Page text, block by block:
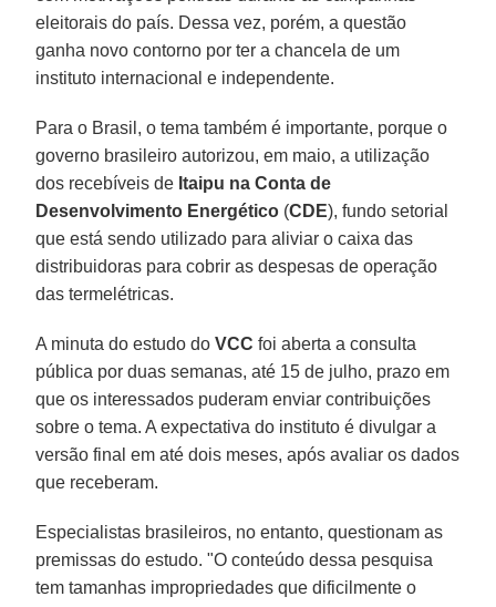
eleitorais do país. Dessa vez, porém, a questão
ganha novo contorno por ter a chancela de um
instituto internacional e independente.
Para o Brasil, o tema também é importante, porque o
governo brasileiro autorizou, em maio, a utilização
dos recebíveis de Itaipu na Conta de
Desenvolvimento Energético (CDE), fundo setorial
que está sendo utilizado para aliviar o caixa das
distribuidoras para cobrir as despesas de operação
das termelétricas.
A minuta do estudo doVCC foi aberta a consulta
pública por duas semanas, até 15 de julho, prazo em
que os interessados puderam enviar contribuições
sobre o tema. A expectativa do instituto é divulgar a
versão final em até dois meses, após avaliar os dados
que receberam.
Especialistas brasileiros, no entanto, questionam as
premissas do estudo. "O conteúdo dessa pesquisa
tem tamanhas impropriedades que dificilmente o